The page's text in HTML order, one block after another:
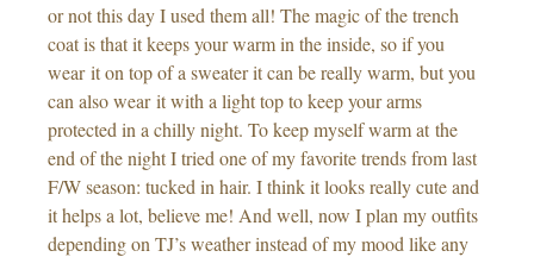
or not this day I used them all! The magic of the trench
coat is that it keeps your warm in the inside, so if you
wear it on top of a sweater it can be really warm, but you
can also wear it with a light top to keep your arms
protected in a chilly night. To keep myself warm at the
end of the night I tried one of my favorite trends from last
F/W season: tucked in hair. I think it looks really cute and
it helps a lot, believe me! And well, now I plan my outfits
depending on TJ’s weather instead of my mood like any